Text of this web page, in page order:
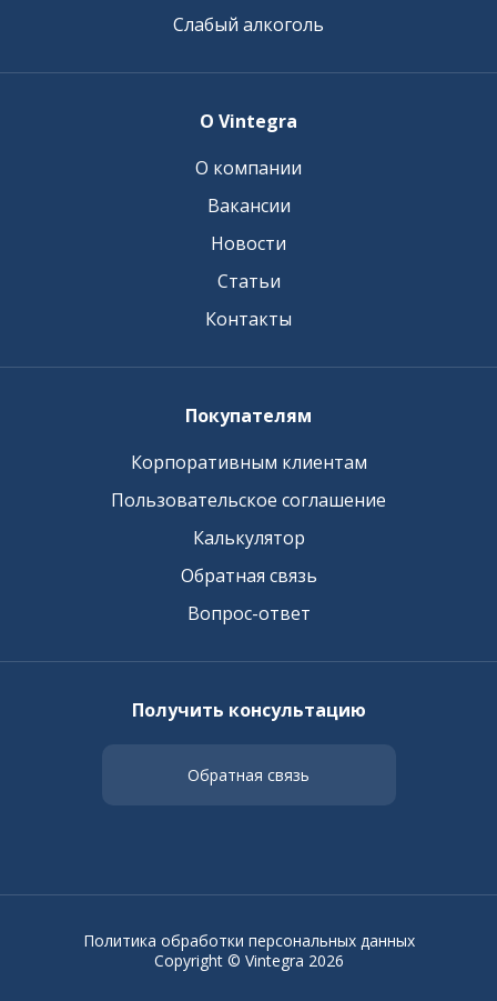
Слабый алкоголь
О Vintegra
О компании
Вакансии
Новости
Статьи
Контакты
Покупателям
Корпоративным клиентам
Пользовательское соглашение
Калькулятор
Обратная связь
Вопрос-ответ
Получить консультацию
Обратная связь
Copyright © Vintegra 2026
Политика обработки персональных данных